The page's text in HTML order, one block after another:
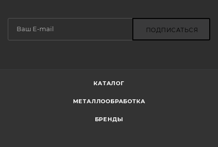
ПОДПИСАТЬСЯ
КАТАЛОГ
МЕТАЛЛООБРАБОТКА
БРЕНДЫ